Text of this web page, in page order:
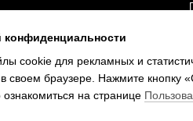
cookie для рекламных и
своем браузере. Нажмите кнопку
на странице